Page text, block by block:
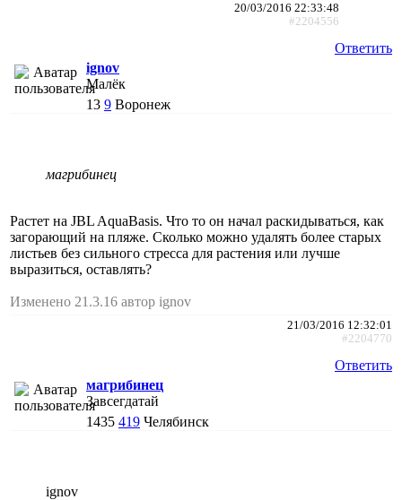
20/03/2016 22:33:48
#2204556
Ответить
ignov
Малёк
13 9 Воронеж
магрибинец
Растет на JBL AquaBasis. Что то он начал раскидываться, как
загорающий на пляже. Сколько можно удалять более старых
листьев без сильного стресса для растения или лучше
выразиться, оставлять?
Изменено 21.3.16 автор ignov
21/03/2016 12:32:01
#2204770
Ответить
магрибинец
Завсегдатай
1435 419 Челябинск
ignov